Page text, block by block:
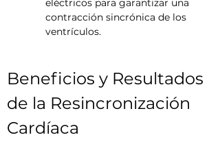
eléctricos para garantizar una
contracción sincrónica de los
ventrículos.
Beneficios y Resultados
de la Resincronización
Cardíaca